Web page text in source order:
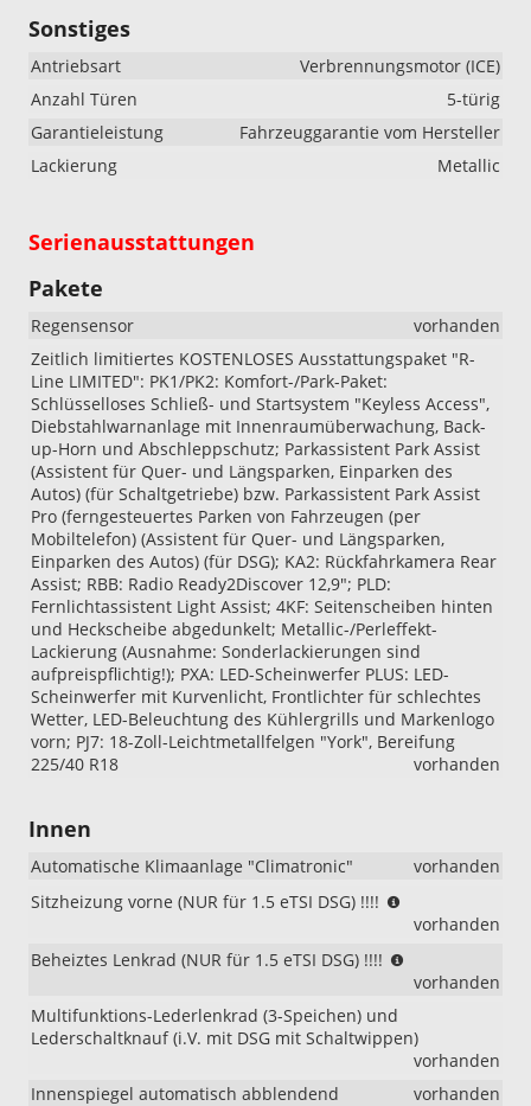
Sonstiges
Antriebsart
Verbrennungsmotor (ICE)
Anzahl Türen
5-türig
Garantieleistung
Fahrzeuggarantie vom Hersteller
Lackierung
Metallic
Serienausstattungen
Pakete
Regensensor
vorhanden
Zeitlich limitiertes KOSTENLOSES Ausstattungspaket "R-
Line LIMITED": PK1/PK2: Komfort-/Park-Paket:
Schlüsselloses Schließ- und Startsystem "Keyless Access",
Diebstahlwarnanlage mit Innenraumüberwachung, Back-
up-Horn und Abschleppschutz; Parkassistent Park Assist
(Assistent für Quer- und Längsparken, Einparken des
Autos) (für Schaltgetriebe) bzw. Parkassistent Park Assist
Pro (ferngesteuertes Parken von Fahrzeugen (per
Mobiltelefon) (Assistent für Quer- und Längsparken,
Einparken des Autos) (für DSG); KA2: Rückfahrkamera Rear
Assist; RBB: Radio Ready2Discover 12,9"; PLD:
Fernlichtassistent Light Assist; 4KF: Seitenscheiben hinten
und Heckscheibe abgedunkelt; Metallic-/Perleffekt-
Lackierung (Ausnahme: Sonderlackierungen sind
aufpreispflichtig!); PXA: LED-Scheinwerfer PLUS: LED-
Scheinwerfer mit Kurvenlicht, Frontlichter für schlechtes
Wetter, LED-Beleuchtung des Kühlergrills und Markenlogo
vorn; PJ7: 18-Zoll-Leichtmetallfelgen "York", Bereifung
225/40 R18
vorhanden
Innen
Automatische Klimaanlage "Climatronic"
vorhanden
Sitzheizung vorne (NUR für 1.5 eTSI DSG) !!!!
für
DSG)
vorhanden
Beheiztes Lenkrad (NUR für 1.5 eTSI DSG) !!!!
für
DSG)
!!!!
vorhanden
Multifunktions-Lederlenkrad (3-Speichen) und
Lederschaltknauf (i.V. mit DSG mit Schaltwippen)
vorhanden
Innenspiegel automatisch abblendend
vorhanden